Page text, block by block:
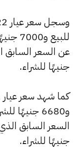
جنيهًا للشراء.
جنيهًا للشراء.